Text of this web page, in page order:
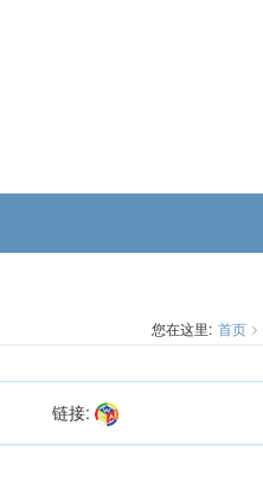
您在这里: 首页
链接: